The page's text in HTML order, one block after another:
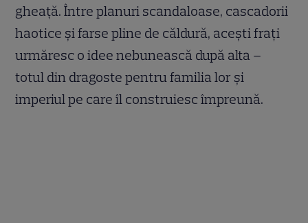
gheață. Între planuri scandaloase, cascadorii
haotice și farse pline de căldură, acești frați
urmăresc o idee nebunească după alta –
totul din dragoste pentru familia lor și
imperiul pe care îl construiesc împreună.